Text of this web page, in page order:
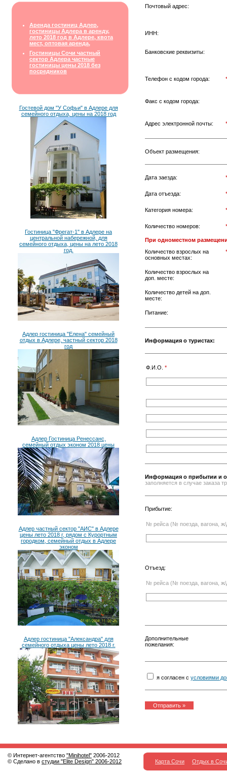
Аренда гостиниц Адлер,
гостиницы Адлера в аренду,
лето 2018 год в Адлере, квота
мест, оптовая аренда,
Гостиницы Сочи частный
сектор Адлера частные
гостиницы цены 2018 без
посредников
Гостевой дом "У Софьи" в Адлере для
семейного отдыха, цены на 2018 год
Гостиница "Фрегат-1" в Адлере на
центральной набережной, для
семейного отдыха, цены на лето 2018
год.
Адлер гостиница "Елена" семейный
отдых в Адлере, частный сектор 2018
год
Адлер Гостиница Ренессанс,
семейный отдых эконом 2018 цены
Адлер частный сектор "АИС" в Адлере
цены лето 2018 г, рядом с Курортным
городком, семейный отдых в Адлере
эконом
Адлер гостиница "Александра" для
семейного отдыха цены лето 2018 г.
Почтовый адрес:
ИНН:
Банковские реквизиты:
Телефон с кодом города: *
Факс с кодом города:
Адрес электронной почты: *
Объект размещения:
Дата заезда: *
Дата отъезда: *
Категория номера: *
Количество номеров: *
При одноместном
Количество взрослых на
основных местах:
*
Количество взрослых на
доп. месте:
Количество детей на доп.
месте:
Питание:
Информация о туристах:
Ф.И.О. *
Информация о прибытии и
заполняется в случае заказа
Прибытие:
№ рейса (№ поезда, вагона, ж/
Отъезд:
№ рейса (№ поезда, вагона, ж/
Дополнительные
пожелания:
я согласен с условиями
© Интернет-агентство "Minihotel" 2006-2012
© Сделано в студии "Elite Design" 2006-2012 Карта Сочи Отдых в